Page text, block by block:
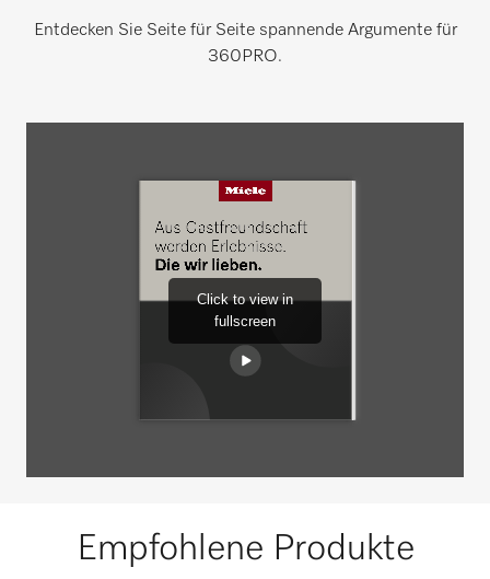
Entdecken Sie Seite für Seite spannende Argumente für
360PRO.
Empfohlene Produkte